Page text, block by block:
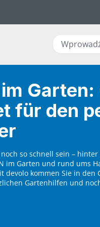
für den
so schnell sein –
im Garten und rund ums
devolo kommen Sie in
Gartenhilfen und